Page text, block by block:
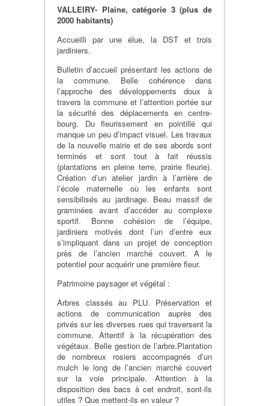
VALLEIRY- Plaine, catégorie 3 (plus de
2000 habitants)
Accueilli par une élue, la DST et trois
jardiniers.
Bulletin d’accueil présentant les actions de
la commune. Belle cohérence dans
l’approche des développements doux à
travers la commune et l’attention portée sur
la sécurité des déplacements en centre-
bourg. Du fleurissement en pointillé qui
manque un peu d’impact visuel. Les travaux
de la nouvelle mairie et de ses abords sont
terminés et sont tout à fait réussis
(plantations en pleine terre, prairie fleurie).
Création d’un atelier jardin à l’arrière de
l’école maternelle où les enfants sont
sensibilisés au jardinage. Beau massif de
graminées avant d’accéder au complexe
sportif. Bonne cohésion de l’équipe,
jardiniers motivés dont l’un d’entre eux
s’impliquant dans un projet de conception
près de l’ancien marché couvert. A le
potentiel pour acquérir une première fleur.
Patrimoine paysager et végétal :
Arbres classés au PLU. Préservation et
actions de communication auprès des
privés sur les diverses rues qui traversent la
commune. Attentif à la récupération des
végétaux. Belle gestion de l’arbre.Plantation
de nombreux rosiers accompagnés d’un
mulch le long de l’ancien marché couvert
sur la voie principale. Attention à la
disposition des bacs à cet endroit, sont-ils
utiles ? Que mettent-ils en valeur ?